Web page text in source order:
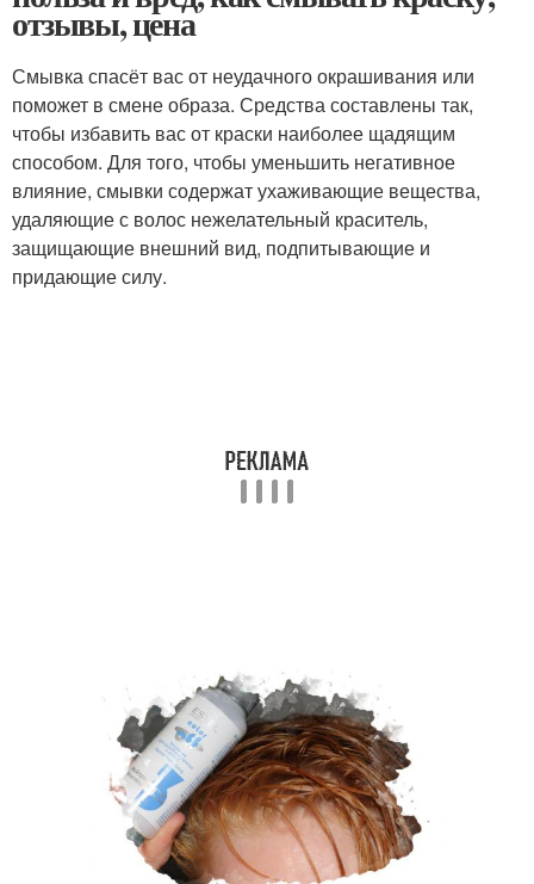
отзывы, цена
Смывка спасёт вас от неудачного окрашивания или
поможет в смене образа. Средства составлены так,
чтобы избавить вас от краски наиболее щадящим
способом. Для того, чтобы уменьшить негативное
влияние, смывки содержат ухаживающие вещества,
удаляющие с волос нежелательный краситель,
защищающие внешний вид, подпитывающие и
придающие силу.